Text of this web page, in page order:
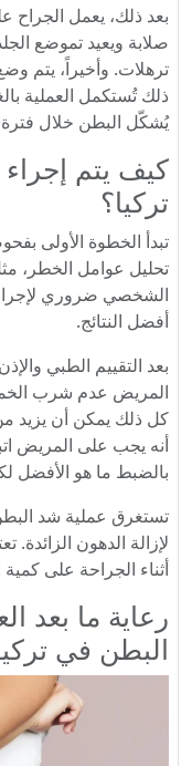
بعد ذلك، يعمل الجراح
صلابة ويعيد تموضع
ترهلات. وأخيراً، يتم
ذلك تُستكمل العملية
يُشكّل البطن خلال فترة
كيف يتم
تركيا؟
تبدأ الخطوة الأولى
تحليل عوامل الخطر،
الشخصي ضروري
أفضل النتائج.
بعد التقييم الطبي
المريض عدم شرب الخمر
كل ذلك يمكن أن يزيد
أنه يجب على المريض
بالضبط ما هو الأفضل
لإزالة الدهون
أثناء الجراحة على
رعاية ما بعد
البطن في